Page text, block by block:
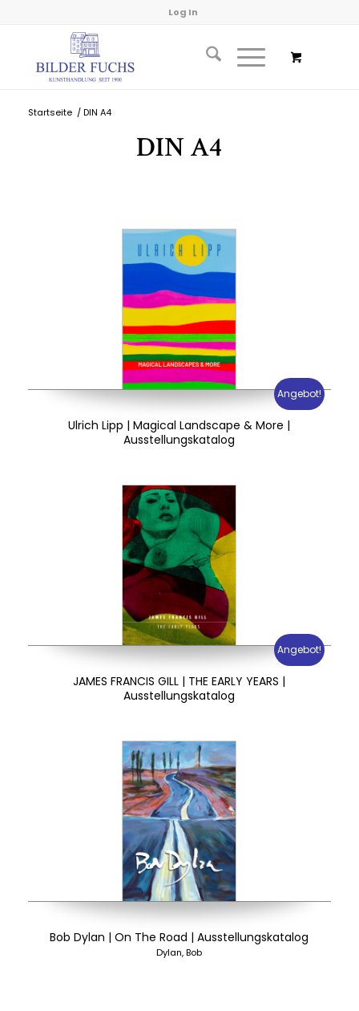
Log In
Startseite / DIN A4
DIN A4
Ulrich Lipp | Magical Landscape & More |
Ausstellungskatalog
Angebot!
JAMES FRANCIS GILL | THE EARLY YEARS |
Ausstellungskatalog
Angebot!
Bob Dylan | On The Road | Ausstellungskatalog
Dylan, Bob